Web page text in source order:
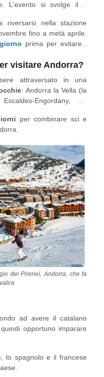
L'evento si svolge il 6
dedicarsi a varie attività
mobiling, la costruzione
riversarsi nella stazione
fino a metà aprile.
prima per evitare i
visitare Andorra?
attraversato in una
: Andorra la Vella (la
Engordany, La
alle principali stazioni
eVallnord
per combinare sci e
dei Pirenei, Andorra, che fa
ad avere il catalano
opportuno imparare
lo spagnolo e il francese